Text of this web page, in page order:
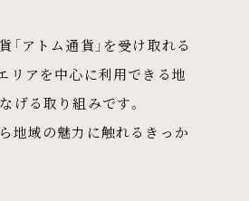
アトム通貨」を受け取れる
リアを中心に利用できる地
げる取り組みです。
地域の魅力に触れるきっか